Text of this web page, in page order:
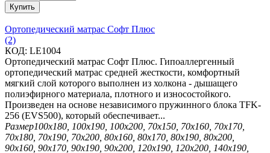
Купить
Ортопедический матрас Софт Плюс
(2)
КОД: LE1004
Ортопедический матрас Софт Плюс. Гипоаллергенный
ортопедический матрас средней жесткости, комфортный
мягкий слой которого выполнен из холкона - дышащего
полиэфирного материала, плотного и износостойкого.
Произведен на основе независимого пружинного блока TFK-
256 (EVS500), который обеспечивает...
Размер100х180, 100х190, 100х200, 70х150, 70х160, 70х170,
70х180, 70х190, 70х200, 80х160, 80х170, 80х190, 80х200,
90х160, 90х170, 90х190, 90х200, 120х190, 120х200, 140х190,